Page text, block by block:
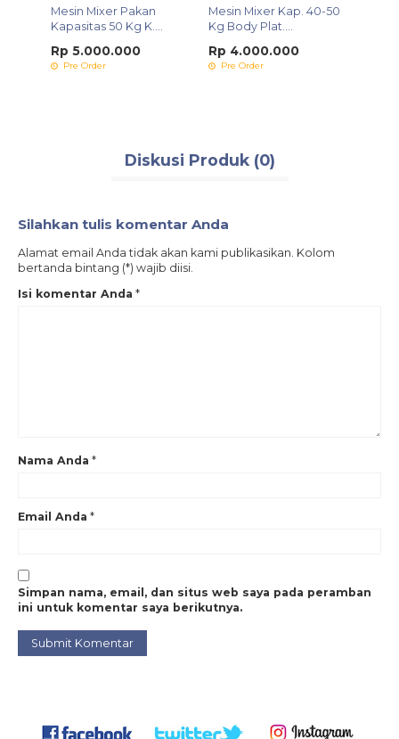
Mesin Mixer Pakan
Kapasitas 50 Kg K....
Rp 5.000.000
Pre Order
Mesin Mixer Kap. 40-50
Kg Body Plat....
Rp 4.000.000
Pre Order
Diskusi Produk (0)
Silahkan tulis komentar Anda
Alamat email Anda tidak akan kami publikasikan. Kolom
bertanda bintang (*) wajib diisi.
Isi komentar Anda *
Nama Anda *
Email Anda *
Simpan nama, email, dan situs web saya pada peramban
ini untuk komentar saya berikutnya.